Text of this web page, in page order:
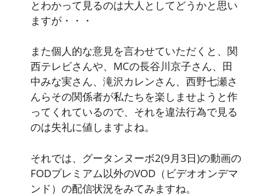
とわかって見るのは大人としてどうかと思い
ますが・・・
また個人的な意見を言わせていただくと、関
西テレビさんや、MCの長谷川京子さん、田
中みな実さん、滝沢カレンさん、西野七瀬さ
んらその関係者が私たちを楽しませようと作
ってくれているので、それを違法行為で見る
のは失礼に値しますよね。
それでは、グータンヌーボ2(9月3日)の動画の
FODプレミアム以外のVOD（ビデオオンデマ
ンド）の配信状況をみてみますね。